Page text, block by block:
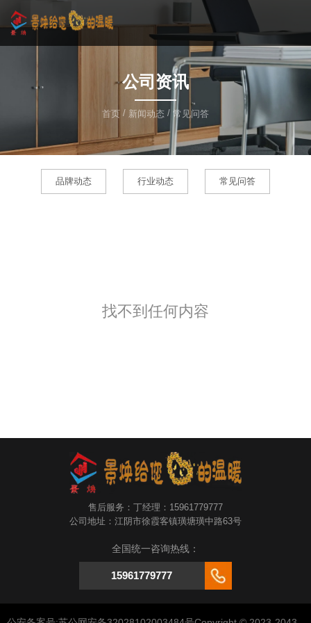
公司资讯
首页 / 新闻动态 / 常见问答
品牌动态 行业动态 常见问答
找不到任何内容
售后服务：丁经理：15961779777
公司地址：江阴市徐霞客镇璜塘璜中路63号
全国统一咨询热线：
15961779777